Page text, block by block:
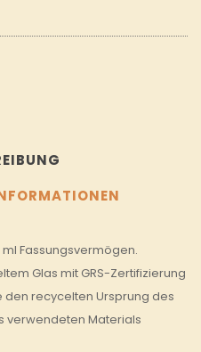
ml Fassungsvermögen.
Glas mit GRS-Zertifizierung
recycelten Ursprung des
verwendeten Materials